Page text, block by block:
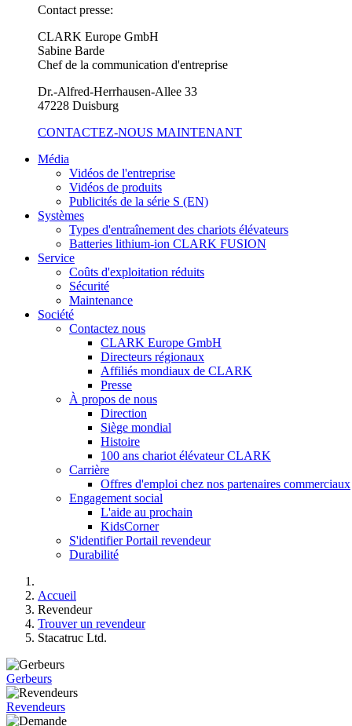
Contact presse:
CLARK Europe GmbH
Sabine Barde
Chef de la communication d'entreprise
Dr.-Alfred-Herrhausen-Allee 33
47228 Duisburg
CONTACTEZ-NOUS MAINTENANT
Média
Vidéos de l'entreprise
Vidéos de produits
Publicités de la série S (EN)
Systèmes
Types d'entraînement des chariots élévateurs
Batteries lithium-ion CLARK FUSION
Service
Coûts d'exploitation réduits
Sécurité
Maintenance
Société
Contactez nous
CLARK Europe GmbH
Directeurs régionaux
Affiliés mondiaux de CLARK
Presse
À propos de nous
Direction
Siège mondial
Histoire
100 ans chariot élévateur CLARK
Carrière
Offres d'emploi chez nos partenaires commerciaux
Engagement social
L'aide au prochain
KidsCorner
S'identifier Portail revendeur
Durabilité
Accueil
Revendeur
Trouver un revendeur
Stacatruc Ltd.
Gerbeurs
Revendeurs